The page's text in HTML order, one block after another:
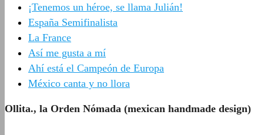
¡Tenemos un héroe, se llama Julián!
España Semifinalista
La France
Así me gusta a mí
Ahí está el Campeón de Europa
México canta y no llora
Ollita., la Orden Nómada (mexican handmade design)